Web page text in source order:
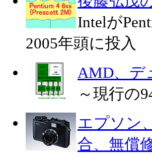
Intelが
2005年頭に投入
AMD、デ
～現行の
エプソン
合、無償